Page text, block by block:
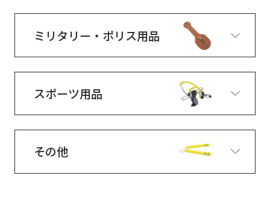
ミリタリー・ポリス用品
スポーツ用品
その他